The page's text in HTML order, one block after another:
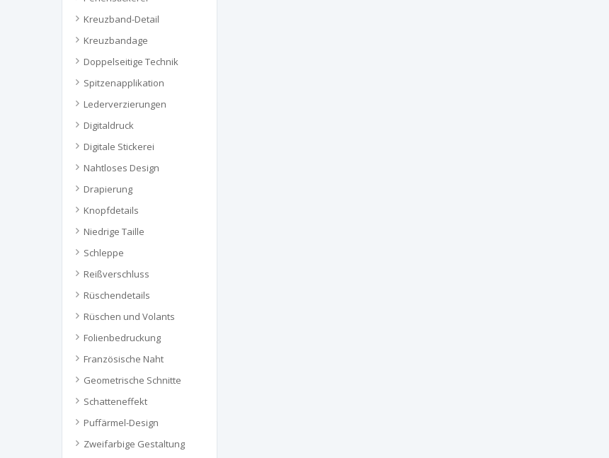
Kreuzband-Detail
Kreuzbandage
Doppelseitige Technik
Spitzenapplikation
Lederverzierungen
Digitaldruck
Digitale Stickerei
Nahtloses Design
Drapierung
Knopfdetails
Niedrige Taille
Schleppe
Reißverschluss
Rüschendetails
Rüschen und Volants
Folienbedruckung
Französische Naht
Geometrische Schnitte
Schatteneffekt
Puffärmel-Design
Zweifarbige Gestaltung